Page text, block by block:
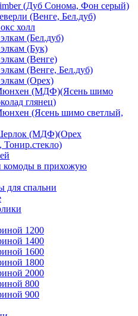
(Дуб Сонома, Фон серый)
(Венге, Бел.дуб)
холл
(Бел.дуб)
(Бук)
(Венге)
(Венге, Бел.дуб)
(Орех)
(МДФ)(Ясень шимо
глянец)
(Ясень шимо светлый,
(МДФ)(Орех
комоды в прихожую
для спальни
1200
1400
1600
1800
2000
800
900